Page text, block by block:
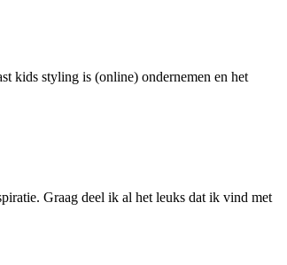
kids styling is (online) ondernemen en het
Graag deel ik al het leuks dat ik vind met